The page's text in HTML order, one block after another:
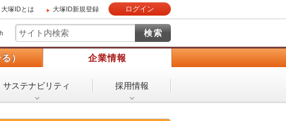
大塚IDとは 大塚ID新規登録 ログイン
） 企業情報
サステナビリティ 採用情報